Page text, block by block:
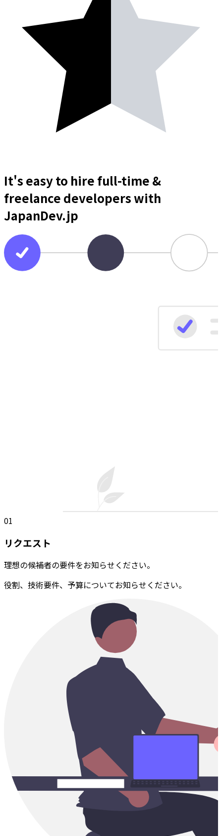
It's easy to hire full-time &
freelance developerswith
JapanDev.jp
01
リクエスト
理想の候補者の要件をお知らせください。
役割、技術要件、予算についてお知らせください。